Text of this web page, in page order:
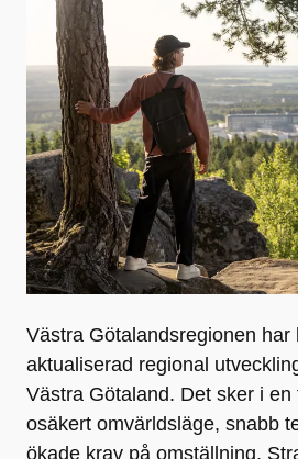
Västra Götalandsregionen har
aktualiserad regional
Västra Götaland. Det sker i
osäkert omvärldsläge, snabb
ökade krav på omställning.